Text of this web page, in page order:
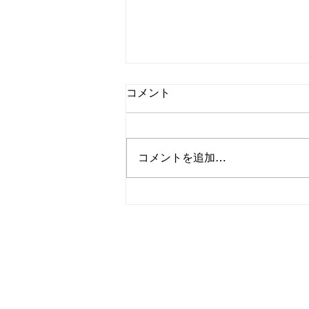
コメント
コメントを追加…